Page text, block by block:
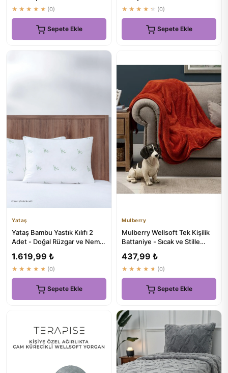
★★★★★ (0)
Sepete Ekle
★★★★★ (0)
Sepete Ekle
Yataş
Yataş Bambu Yastık Kılıfı 2
Adet - Doğal Rüzgar ve Nem
1.619,99 ₺
★★★★★ (0)
Sepete Ekle
Mulberry
Mulberry Wellsoft Tek Kişilik
Battaniye - Sıcak ve Stille
437,99 ₺
★★★★★ (0)
Sepete Ekle